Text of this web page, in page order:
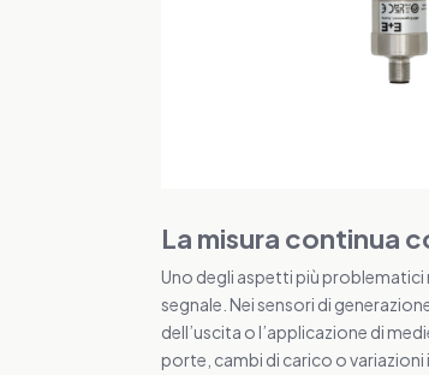
La misura continua
Uno degli aspetti più problematici
segnale. Nei sensori di
dell’uscita o l’applicazione di
porte, cambi di carico o